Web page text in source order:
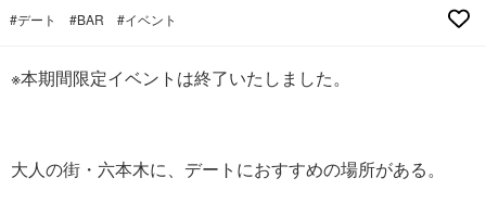
#デート #BAR #イベント
※本期間限定イベントは終了いたしました。
大人の街・六本木に、デートにおすすめの場所がある。